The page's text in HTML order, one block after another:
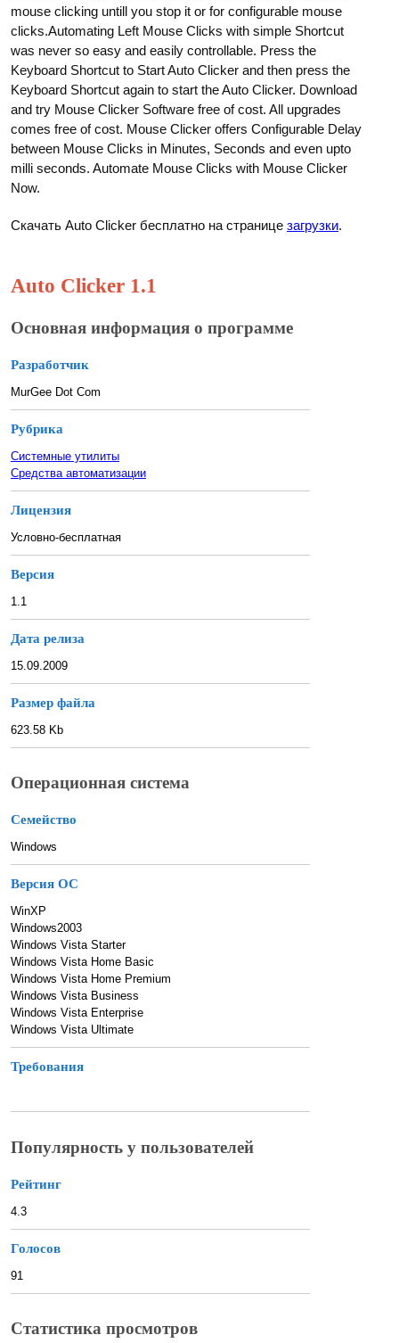
mouse clicking untill you stop it or for configurable mouse
clicks.Automating Left Mouse Clicks with simple Shortcut
was never so easy and easily controllable. Press the
Keyboard Shortcut to Start Auto Clicker and then press the
Keyboard Shortcut again to start the Auto Clicker. Download
and try Mouse Clicker Software free of cost. All upgrades
comes free of cost. Mouse Clicker offers Configurable Delay
between Mouse Clicks in Minutes, Seconds and even upto
milli seconds. Automate Mouse Clicks with Mouse Clicker
Now.
Скачать Auto Clicker бесплатно на странице загрузки.
Auto Clicker 1.1
Основная информация о программе
Разработчик
MurGee Dot Com
Рубрика
Системные утилиты
Средства автоматизации
Лицензия
Условно-бесплатная
Версия
1.1
Дата релиза
15.09.2009
Размер файла
623.58 Kb
Операционная система
Семейство
Windows
Версия ОС
WinXP
Windows2003
Windows Vista Starter
Windows Vista Home Basic
Windows Vista Home Premium
Windows Vista Business
Windows Vista Enterprise
Windows Vista Ultimate
Требования
Популярность у пользователей
Рейтинг
4.3
Голосов
91
Статистика просмотров